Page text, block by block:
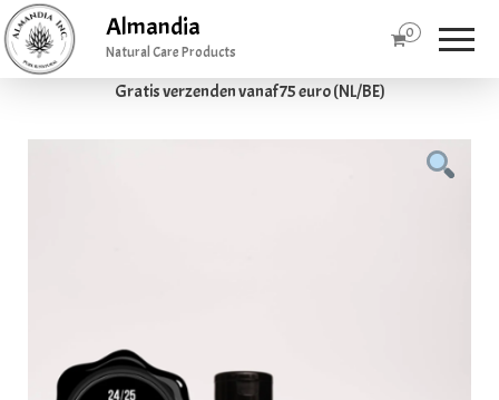
Gratis verzenden vanaf 75 euro (NL/BE)
Almandia
Natural Care Products
0